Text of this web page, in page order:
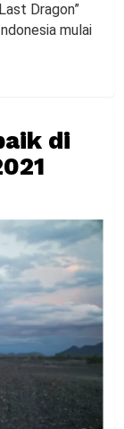
Dragon”
mulai
di